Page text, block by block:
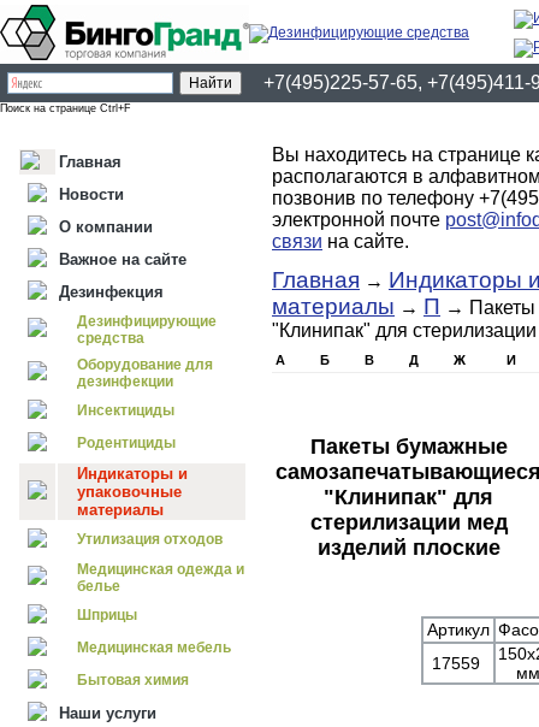
+7(495)225-57-65, +7(495)411-
Поиск на странице Ctrl+F
Главная
Новости
О компании
Важное на сайте
Дезинфекция
Дезинфицирующие
средства
Оборудование для
дезинфекции
Инсектициды
Родентициды
Индикаторы и
упаковочные
материалы
Утилизация отходов
Медицинская одежда и
белье
Шприцы
Медицинская мебель
Бытовая химия
Наши услуги
Вы находитесь на странице
располагаются в
позвонив по телефону
электронной почте
связи на сайте.
Главная → Индикаторы
материалы → П → Пакеты
"Клинипак" для
А Б В Д Ж И
Пакеты бумажные
"Клинипак" для
стерилизации мед
изделий плоские
Артикул
17559